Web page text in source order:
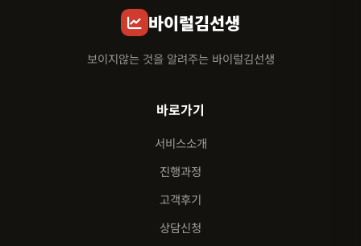
바이럴김선생
보이지않는 것을 알려주는 바이럴김선생
바로가기
서비스소개
진행과정
고객후기
상담신청